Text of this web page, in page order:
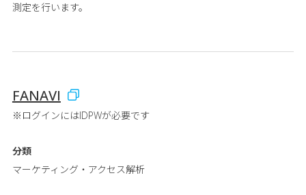
測定を行います。
FANAVI
※ログインにはIDPWが必要です
分類
マーケティング・アクセス解析